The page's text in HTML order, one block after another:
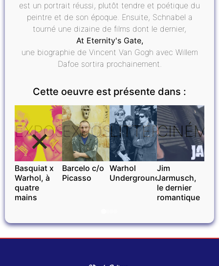
est un portrait réussi, plutôt tendre et poétique du
peintre et de son époque. Ensuite, Schnabel a
tourné une dizaine de films dont le dernier,
At Eternity's Gate,
une biographie de Vincent Van Gogh avec Willem
Dafoe sortira prochainement.
Cette oeuvre est présente dans :
EXPOSITIONS
Basquiat x
Warhol, à
quatre
mains
EXPOSITIONS
Barcelo c/o
Picasso
LITTÉRATURE
Warhol
Underground
CINÉMA
Jim
Jarmusch,
le dernier
romantique